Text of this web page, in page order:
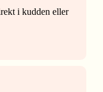
i kudden eller